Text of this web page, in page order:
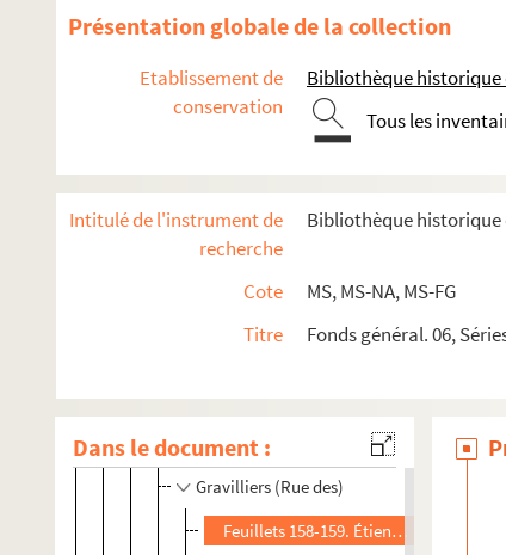
Présentation globale de la collection
Etablissement de
conservation
Bibliothèque historique
Tous les
Intitulé de l'instrument de
recherche
Bibliothèque historique
Cote
MS, MS-NA, MS-FG
Titre
Fonds général. 06,
Dans le document :
Feuillets 8-13. Deux-Ponts (Rue des)
Égouts-Saint-Martin (Rue des)
Feuillet 97. Faubourg-Saint-Antoine (Rue
Feuillets 100-110. Faubourg-Saint-Marcel
Faubourg-Saint-Martin (Rue du)
Feuillets 123-124. Fossés-Montmartre (Rue
Galande (Rue)
Gracieuse (Rue)
Feuillet 157. Grands-Degrés (Rue des)
Gravilliers (Rue des)
Feuillets 158-159. Étienne Giverne,